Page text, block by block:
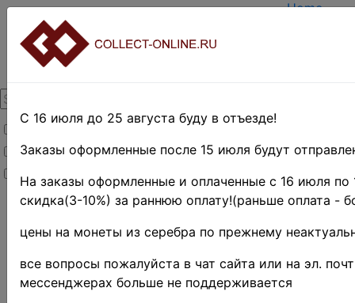
Товары со скидкой
Товары в наличии
Новинки
Home
TERMS
Home»
Africa»
Египет
Служебные
и
С 16 июля до 25 августа буду в отъезде!
Заказы оформленные после 15 июля будут
На заказы оформленные и оплаченные с 16 июля по
скидка(3-10%) за раннюю оплату!(раньше оплата -
цены на монеты из серебра по прежнему
все вопросы пожалуйста в чат сайта или на эл.
мессенджерах больше не поддерживается